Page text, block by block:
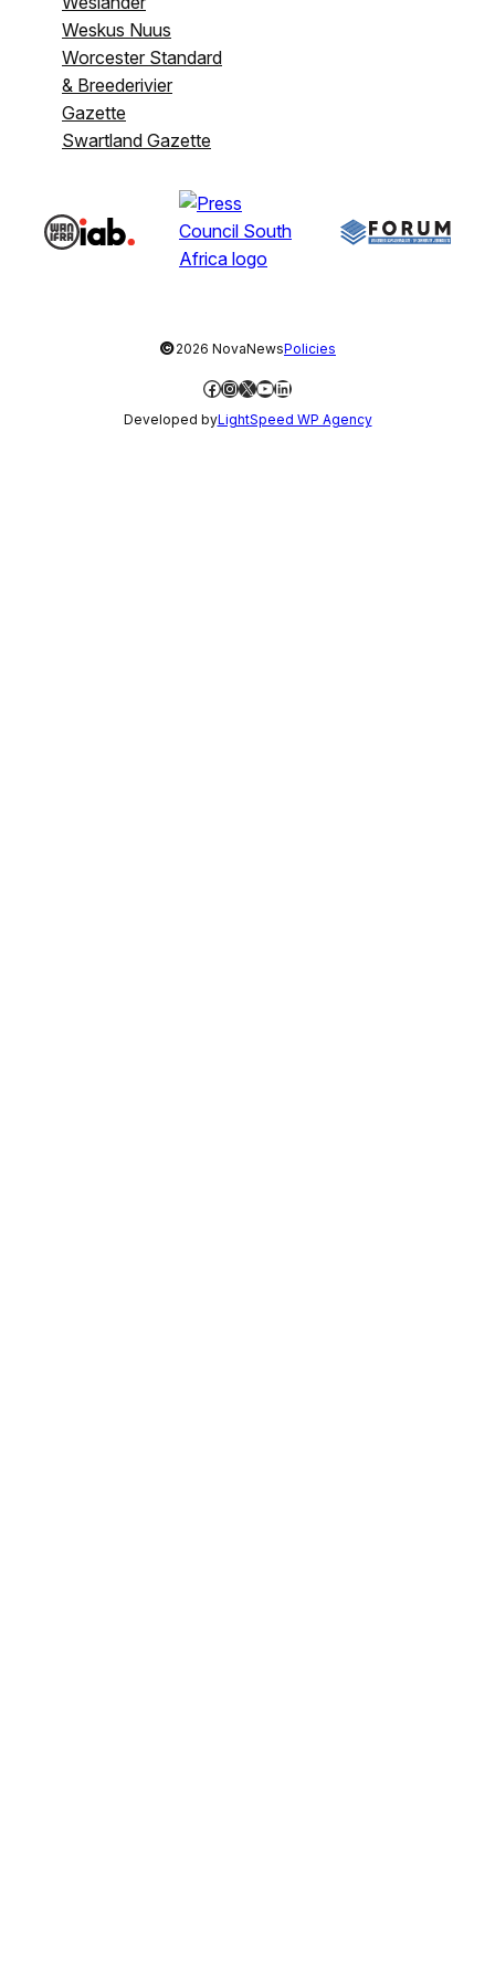
Weskus Nuus
Worcester Standard
& Breederivier
Gazette
Swartland Gazette
©2026 NovaNewsPolicies
Facebook
Instagram
X YouTube
LinkedIn
Developed byLightSpeed WP Agency